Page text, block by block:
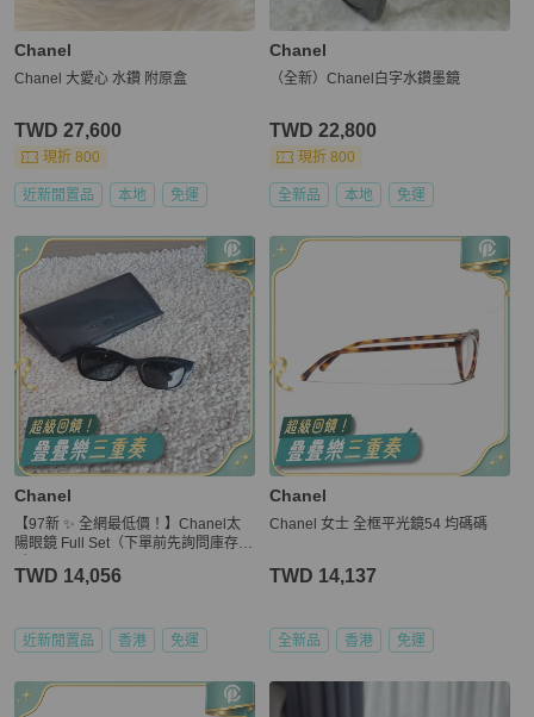
Chanel
Chanel 大愛心 水鑽 附原盒
TWD 27,600
現折 800
近新閒置品 本地 免運
Chanel
（全新）Chanel白字水鑽墨鏡
TWD 22,800
現折 800
全新品 本地 免運
Chanel
【97新 ✨ 全網最低價！】Chanel太
陽眼鏡 Full Set（下單前先詢問庫存
TWD 14,056
近新閒置品 香港 免運
Chanel
Chanel 女士 全框平光鏡54 均碼碼
TWD 14,137
全新品 香港 免運